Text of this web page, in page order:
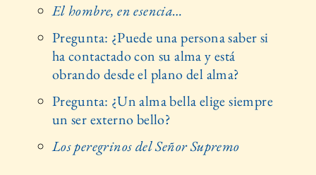
El hombre, en esencia…
Pregunta: ¿Puede una persona saber si
ha contactado con su alma y está
obrando desde el plano del alma?
Pregunta: ¿Un alma bella elige siempre
un ser externo bello?
Los peregrinos del Señor Supremo